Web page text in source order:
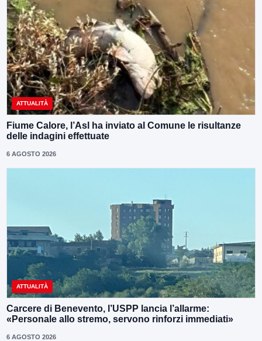
ATTUALITÀ
Fiume Calore, l’Asl ha inviato al Comune le risultanze
delle indagini effettuate
6 AGOSTO 2026
ATTUALITÀ
Carcere di Benevento, l’USPP lancia l’allarme:
«Personale allo stremo, servono rinforzi immediati»
6 AGOSTO 2026